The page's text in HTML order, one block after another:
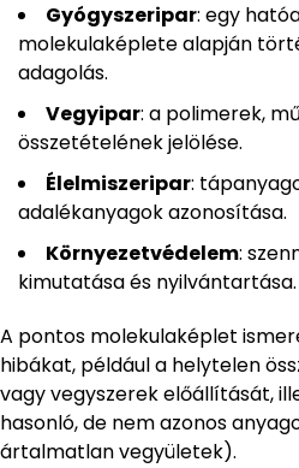
Gyógyszeripar: egy
molekulaképlete alapján
adagolás.
Vegyipar: a polimerek,
összetételének jelölése.
Élelmiszeripar:
adalékanyagok azonosítása.
Környezetvédelem:
kimutatása és nyilvántartása.
A pontos molekulaképlet
hibákat, például a helytelen
vagy vegyszerek előállítását,
hasonló, de nem azonos
ártalmatlan vegyületek).